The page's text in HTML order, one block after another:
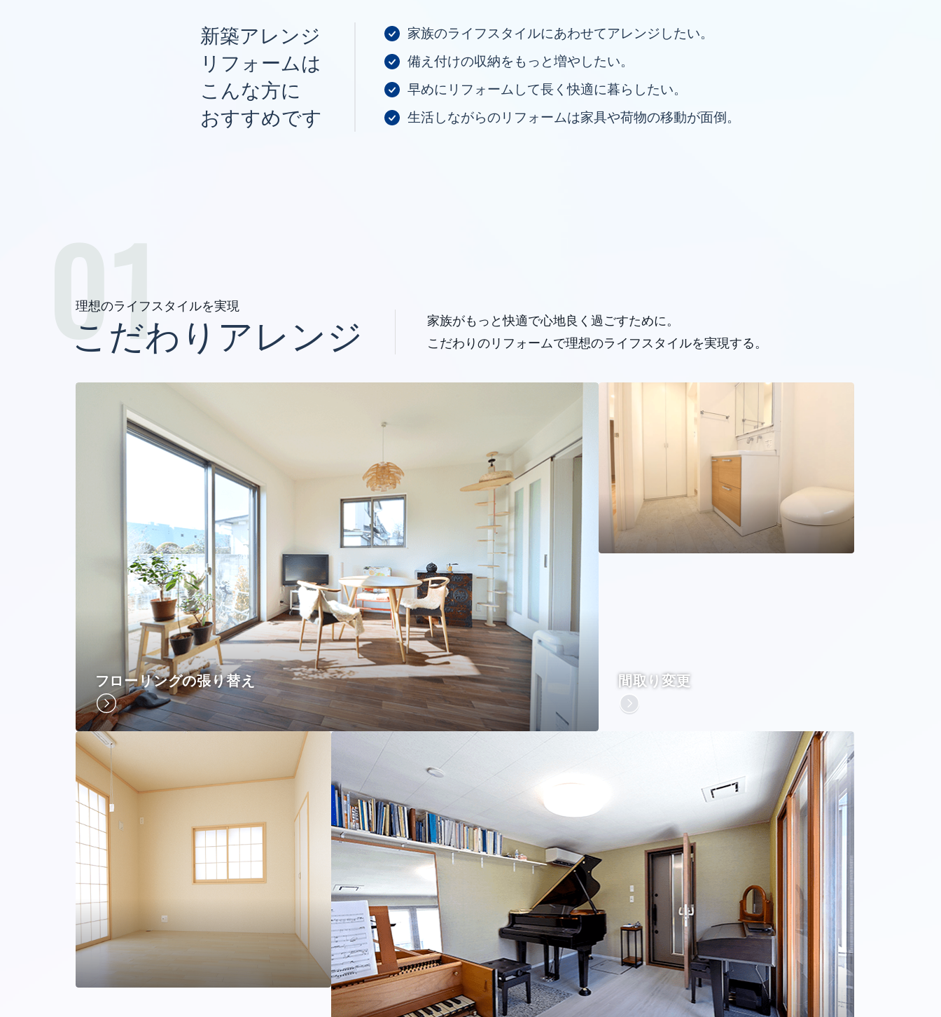
新築アレンジ
リフォームは
こんな方に
おすすめです
家族のライフスタイルにあわせてアレンジしたい。
備え付けの収納をもっと増やしたい。
早めにリフォームして長く快適に暮らしたい。
生活しながらのリフォームは家具や荷物の移動が面倒。
01
理想のライフスタイルを実現
こだわりアレンジ
家族がもっと快適で心地良く過ごすために。
こだわりのリフォームで理想のライフスタイルを実現する。
フローリングの張り替え 間取り変更